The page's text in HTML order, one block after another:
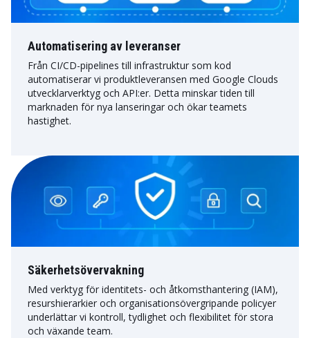
Automatisering av leveranser
Från CI/CD-pipelines till infrastruktur som kod
automatiserar vi produktleveransen med Google Clouds
utvecklarverktyg och API:er. Detta minskar tiden till
marknaden för nya lanseringar och ökar teamets
hastighet.
Säkerhetsövervakning
Med verktyg för identitets- och åtkomsthantering (IAM),
resurshierarkier och organisationsövergripande policyer
underlättar vi kontroll, tydlighet och flexibilitet för stora
och växande team.